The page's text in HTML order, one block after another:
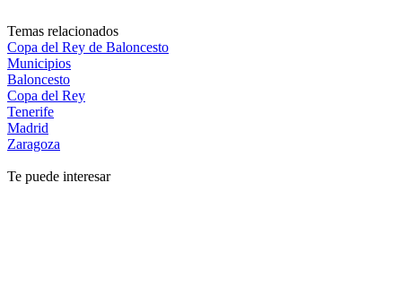
Temas relacionados
Copa del Rey de Baloncesto
Municipios
Baloncesto
Copa del Rey
Tenerife
Madrid
Zaragoza
Te puede interesar